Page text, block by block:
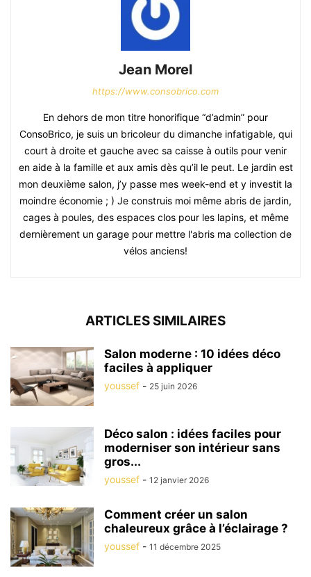
Jean Morel
https://www.consobrico.com
En dehors de mon titre honorifique “d’admin” pour
ConsoBrico, je suis un bricoleur du dimanche infatigable, qui
court à droite et gauche avec sa caisse à outils pour venir
en aide à la famille et aux amis dès qu’il le peut. Le jardin est
mon deuxième salon, j’y passe mes week-end et y investit la
moindre économie ; ) Je construis moi même abris de jardin,
cages à poules, des espaces clos pour les lapins, et même
dernièrement un garage pour mettre l'abris ma collection de
vélos anciens!
ARTICLES SIMILAIRES
Salon moderne : 10 idées déco
faciles à appliquer
youssef - 25 juin 2026
Déco salon : idées faciles pour
moderniser son intérieur sans
gros...
youssef - 12 janvier 2026
Comment créer un salon
chaleureux grâce à l’éclairage ?
youssef - 11 décembre 2025